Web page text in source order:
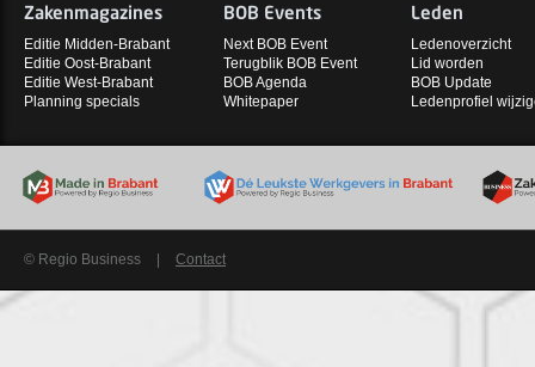
Zakenmagazines
Editie Midden-Brabant
Editie Oost-Brabant
Editie West-Brabant
Planning specials
BOB Events
Next BOB Event
Terugblik BOB Event
BOB Agenda
Whitepaper
Leden
Ledenoverzicht
Lid worden
BOB Update
Ledenprofiel
© Regio Business Contact